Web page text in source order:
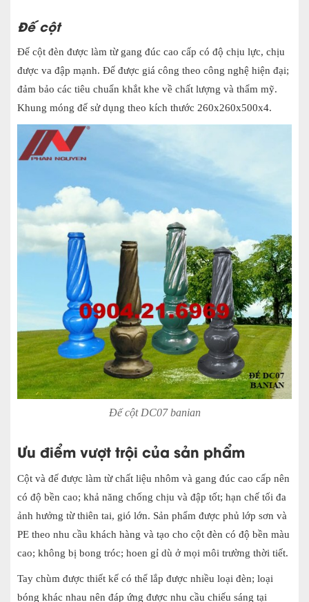
Đế cột
Đế cột đèn được làm từ gang đúc cao cấp có độ chịu lực, chịu
được va đập mạnh. Đế được giá công theo công nghệ hiện đại;
đảm bảo các tiêu chuẩn khắt khe về chất lượng và thẩm mỹ.
Khung móng đế sử dụng theo kích thước 260x260x500x4.
Đế cột DC07 banian
Ưu điểm vượt trội của sản phẩm
Cột và đế được làm từ chất liệu nhôm và gang đúc cao cấp nên
có độ bền cao; khả năng chống chịu và đập tốt; hạn chế tối đa
ảnh hưởng từ thiên tai, gió lớn. Sản phẩm được phủ lớp sơn và
PE theo nhu cầu khách hàng và tạo cho cột đèn có độ bền màu
cao; không bị bong tróc; hoen gỉ dù ở mọi môi trường thời tiết.
Tay chùm được thiết kế có thể lắp được nhiều loại đèn; loại
bóng khác nhau nên đáp ứng được nhu cầu chiếu sáng tại